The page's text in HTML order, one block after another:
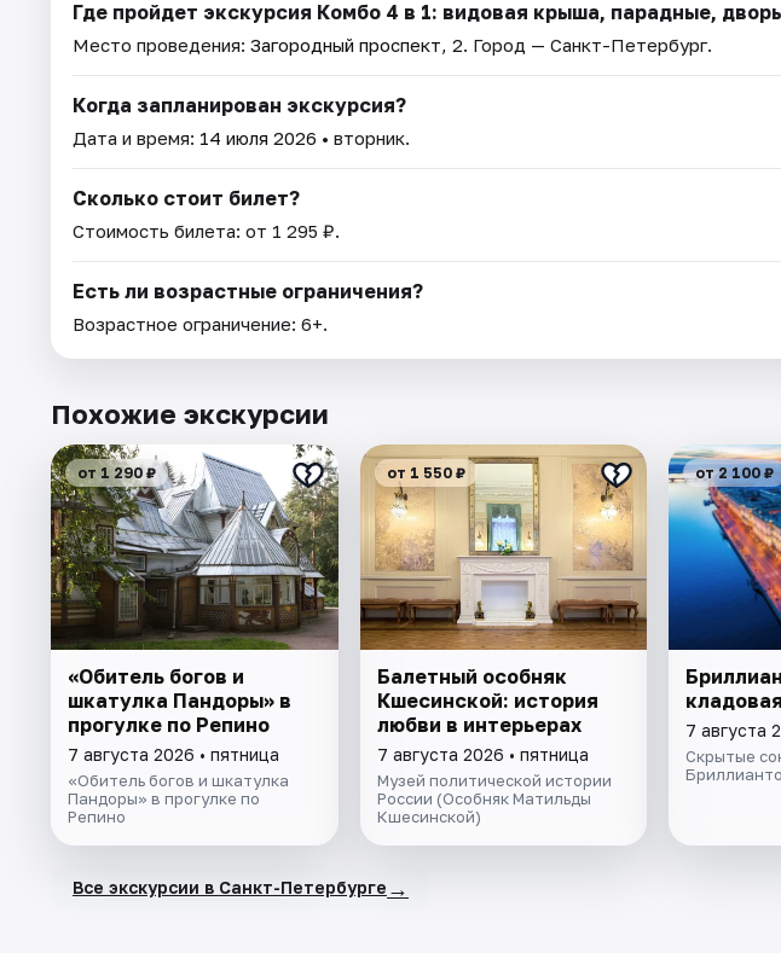
Где пройдет экскурсия Комбо 4 в 1: видовая крыша, парадные,
Место проведения: Загородный проспект, 2. Город — Санкт-Петербург.
Когда запланирован экскурсия?
Дата и время: 14 июля 2026 • вторник.
Сколько стоит билет?
Стоимость билета: от 1 295 ₽.
Есть ли возрастные ограничения?
Возрастное ограничение: 6+.
Похожие экскурсии
от 1 290 ₽
«Обитель богов и
шкатулка Пандоры» в
прогулке по Репино
7 августа 2026 • пятница
«Обитель богов и шкатулка
Пандоры» в прогулке по
Репино
от 1 550 ₽
Балетный особняк
Кшесинской: история
любви в интерьерах
7 августа 2026 • пятница
Музей политической истории
России (Особняк Матильды
Кшесинской)
от 2 100 ₽
7 августа
Скрытые
Все экскурсии в Санкт-Петербурге →